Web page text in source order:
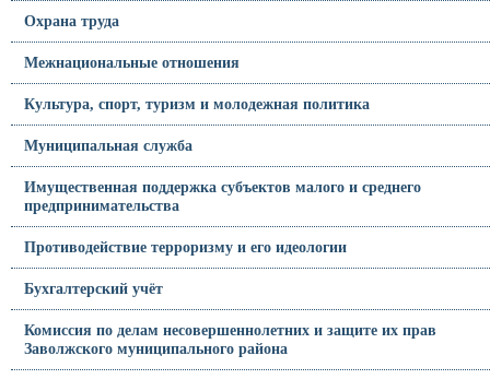
Охрана труда
Межнациональные отношения
Культура, спорт, туризм и молодежная политика
Муниципальная служба
Имущественная поддержка субъектов малого и среднего
предпринимательства
Противодействие терроризму и его идеологии
Бухгалтерский учёт
Комиссия по делам несовершеннолетних и защите их прав
Заволжского муниципального района